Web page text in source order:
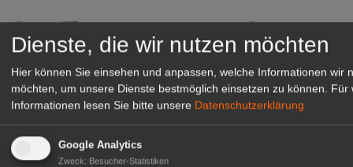
Dienste, die wir nutzen möchten
Hier können Sie einsehen und anpassen, welche Informationen wir
möchten, um unsere Dienste bestmöglich einsetzen zu können.
Für
Informationen lesen Sie bitte unsere Datenschutzerklärung
Google Analytics
Zweck: Besucher-Statistiken